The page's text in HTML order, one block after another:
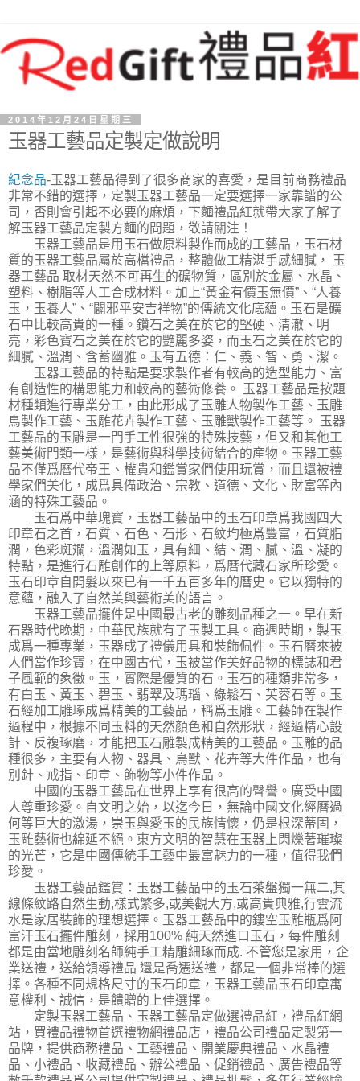
2014年12月24日星期三
玉器工藝品定製定做說明
紀念品-玉器工藝品得到了很多商家的喜愛，是目前商務禮品
非常不錯的選擇，定製玉器工藝品一定要選擇一家靠譜的公
司，否則會引起不必要的麻煩，下麵禮品紅就帶大家了解了
解玉器工藝品定製方麵的問題，敬請關注！
玉器工藝品是用玉石做原料製作而成的工藝品，玉石材
質的玉器工藝品屬於高檔禮品，整體做工精湛手感細膩， 玉
器工藝品 取材天然不可再生的礦物質，區別於金屬、水晶、
塑料、樹脂等人工合成材料。加上“黃金有價玉無價”、“人養
玉，玉養人”、“闢邪平安吉祥物”的傳統文化底蘊。玉石是礦
石中比較高貴的一種。鑽石之美在於它的堅硬、清澈、明
亮，彩色寶石之美在於它的艷麗多姿，而玉石之美在於它的
細膩、溫潤、含蓄幽雅。玉有五德：仁、義、智、勇、潔。
玉器工藝品的特點是要求製作者有較高的造型能力、富
有創造性的構思能力和較高的藝術修養。 玉器工藝品是按題
材種類進行專業分工，由此形成了玉雕人物製作工藝、玉雕
鳥製作工藝、玉雕花卉製作工藝、玉雕獸製作工藝等。 玉器
工藝品的玉雕是一門手工性很強的特殊技藝，但又和其他工
藝美術門類一樣，是藝術與科學技術結合的産物。玉器工藝
品不僅爲曆代帝王、權貴和鑑賞家們使用玩賞，而且還被禮
學家們美化，成爲具備政治、宗教、道德、文化、財富等內
涵的特殊工藝品。
玉石爲中華瑰寶，玉器工藝品中的玉石印章爲我國四大
印章石之首，石質、石色、石形、石紋均極爲豐富，石質脂
潤，色彩斑斕，溫潤如玉，具有細、結、潤、膩、溫、凝的
特點，是進行石雕創作的上等原料，爲曆代藏石家所珍愛。
玉石印章自開髮以來已有一千五百多年的曆史。它以獨特的
意蘊，融入了自然美與藝術美的語言。
玉器工藝品擺件是中國最古老的雕刻品種之一。早在新
石器時代晚期，中華民族就有了玉製工具。商週時期，製玉
成爲一種專業，玉器成了禮儀用具和裝飾佩件。玉石曆來被
人們當作珍寶，在中國古代，玉被當作美好品物的標誌和君
子風範的象徵。玉，實際是優質的石。玉石的種類非常多，
有白玉、黃玉、碧玉、翡翠及瑪瑙、綠鬆石、芙蓉石等。玉
石經加工雕琢成爲精美的工藝品，稱爲玉雕。工藝師在製作
過程中，根據不同玉料的天然顏色和自然形狀，經過精心設
計、反複琢磨，才能把玉石雕製成精美的工藝品。玉雕的品
種很多，主要有人物、器具、鳥獸、花卉等大件作品，也有
別針、戒指、印章、飾物等小件作品。
中國的玉器工藝品在世界上享有很高的聲譽。廣受中國
人尊重珍愛。自文明之始，以迄今日，無論中國文化經曆過
何等巨大的激湯，崇玉與愛玉的民族情懷，仍是根深蒂固，
玉雕藝術也綿延不絕。東方文明的智慧在玉器上閃爍著璀璨
的光芒，它是中國傳統手工藝中最富魅力的一種，值得我們
珍愛。
玉器工藝品鑑賞：玉器工藝品中的玉石茶盤獨一無二,其
線條紋路自然生動,樣式繁多,或美觀大方,或高貴典雅,行雲流
水是家居裝飾的理想選擇。玉器工藝品中的鏤空玉雕瓶爲阿
富汗玉石擺件雕刻，採用100% 純天然進口玉石，每件雕刻
都是由當地雕刻名師純手工精雕細琢而成. 不管您是家用，企
業送禮，送給領導禮品 還是喬遷送禮，都是一個非常棒的選
擇。各種不同規格尺寸的玉石印章，玉器工藝品玉石印章寓
意權利、誠信，是饋贈的上佳選擇。
定製玉器工藝品、玉器工藝品定做選禮品紅，禮品紅網
站，買禮品禮物首選禮物網禮品店，禮品公司禮品定製第一
品牌，提供商務禮品、工藝禮品、開業慶典禮品、水晶禮
品、小禮品、收藏禮品、辦公禮品、促銷禮品、廣告禮品等